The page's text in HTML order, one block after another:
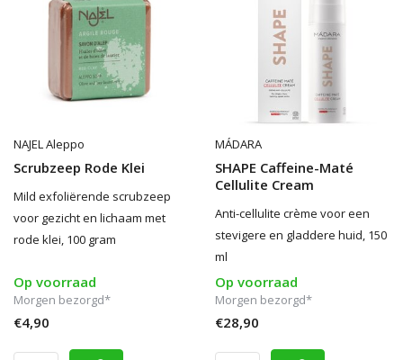
NAJEL Aleppo
Scrubzeep Rode Klei
Mild exfoliërende scrubzeep
voor gezicht en lichaam met
rode klei, 100 gram
Op voorraad
Morgen bezorgd*
€4,90
MÁDARA
SHAPE Caffeine-Maté
Cellulite Cream
Anti-cellulite crème voor een
stevigere en gladdere huid, 150
ml
Op voorraad
Morgen bezorgd*
€28,90